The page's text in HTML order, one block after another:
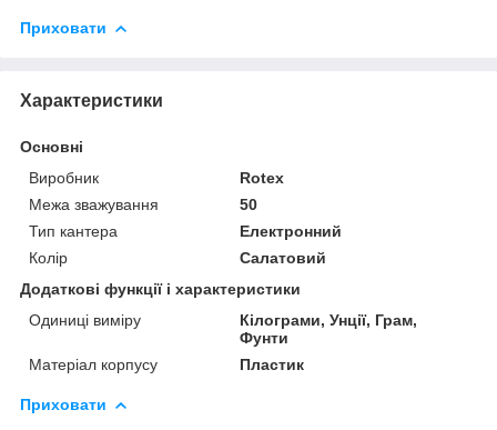
Приховати
Характеристики
Основні
Виробник
Rotex
Межа зважування
50
Тип кантера
Електронний
Колір
Салатовий
Додаткові функції і характеристики
Одиниці виміру
Кілограми, Унції, Грам,
Фунти
Матеріал корпусу
Пластик
Приховати